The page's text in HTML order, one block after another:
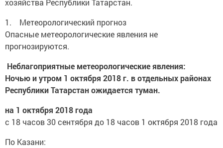
хозяйства Республики Татарстан.
1. Метеорологический прогноз
Опасные метеорологические явления не
прогнозируются.
Неблагоприятные метеорологические явления:
Ночью и утром 1 октября 2018 г. в отдельных районах
Республики Татарстан ожидается туман.
на 1 октября 2018 года
с 18 часов 30 сентября до 18 часов 1 октября 2018 года
По Казани: